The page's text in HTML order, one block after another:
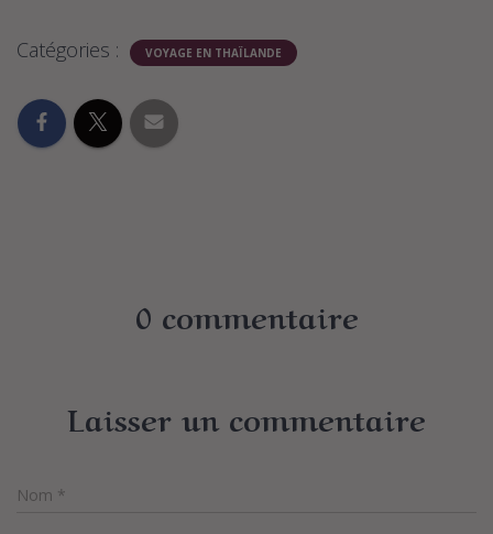
Catégories : VOYAGE EN THAÏLANDE
0 commentaire
Laisser un commentaire
Nom *